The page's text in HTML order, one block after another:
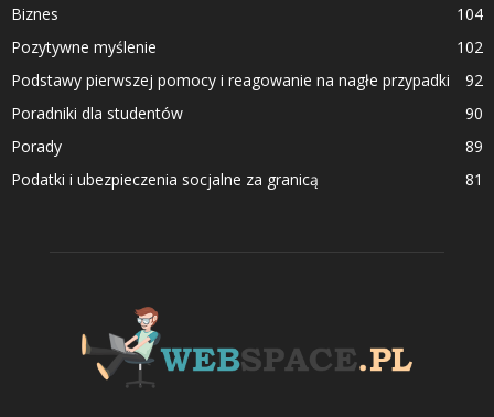
Biznes
104
Pozytywne myślenie
102
Podstawy pierwszej pomocy i reagowanie na nagłe przypadki
92
Poradniki dla studentów
90
Porady
89
Podatki i ubezpieczenia socjalne za granicą
81